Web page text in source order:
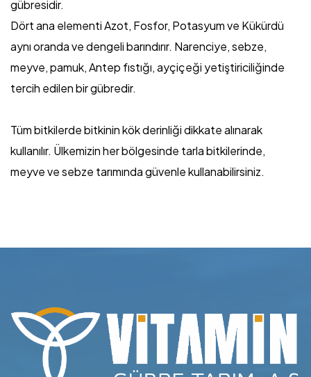
gübresidir.
Dört ana elementi Azot, Fosfor, Potasyum ve Kükürdü
aynı oranda ve dengeli barındırır. Narenciye, sebze,
meyve, pamuk, Antep fıstığı, ayçiçeği yetiştiriciliğinde
tercih edilen bir gübredir.
Tüm bitkilerde bitkinin kök derinliği dikkate alınarak
kullanılır. Ülkemizin her bölgesinde tarla bitkilerinde,
meyve ve sebze tarımında güvenle kullanabilirsiniz.